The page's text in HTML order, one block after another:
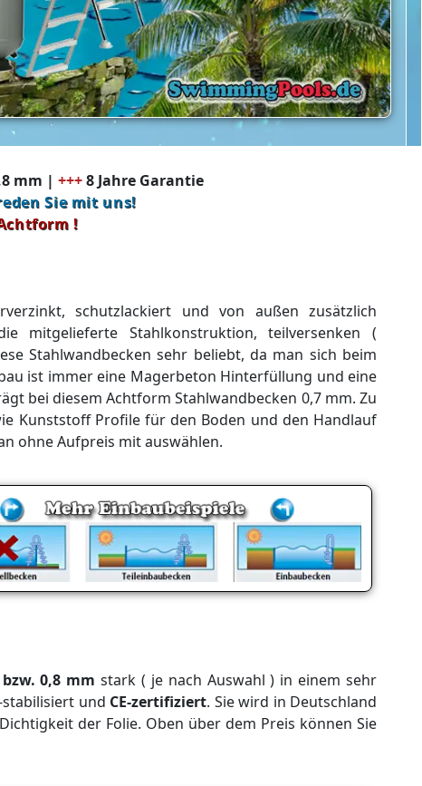
mm | +++8 Jahre Garantie
Sie mit uns!
!
schutzlackiert und von außen zusätzlich
mitgelieferte Stahlkonstruktion, teilversenken (
Stahlwandbecken sehr beliebt, da man sich beim
ist immer eine Magerbeton Hinterfüllung und eine
bei diesem Achtform Stahlwandbecken 0,7 mm. Zu
Kunststoff Profile für den Boden und den Handlauf
ohne Aufpreis mit auswählen.
0,8 mm stark ( je nach Auswahl ) in einem sehr
stabilisiert und CE-zertifiziert. Sie wird in Deutschland
der Folie. Oben über dem Preis können Sie